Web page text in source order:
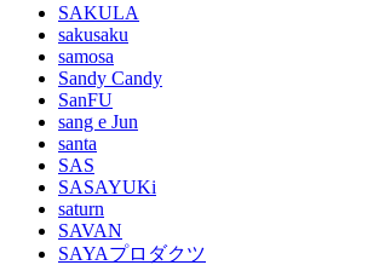
SAKULA
sakusaku
samosa
Sandy Candy
SanFU
sang e Jun
santa
SAS
SASAYUKi
saturn
SAVAN
SAYAプロダクツ